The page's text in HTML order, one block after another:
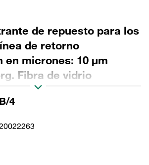
de repuesto para los
de retorno
en micrones: 10 µm
Fibra de vidrio
(mm): 58 Diámetro
32,2 Longitud (mm): 159
4